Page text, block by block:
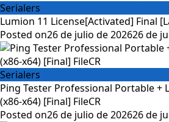
Serialers
Lumion 11 License[Activated] Final
Posted on26 de julio de 202626 de
Serialers
Ping Tester Professional Portable +
(x86-x64) [Final] FileCR
Posted on26 de julio de 202626 de